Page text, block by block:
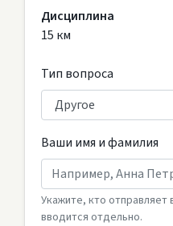
Дисциплина
15 км
Тип вопроса
Ваши имя и фамилия
Укажите, кто
вводится отдельно.